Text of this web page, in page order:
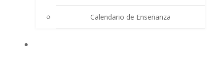
Calendario de Enseñanza